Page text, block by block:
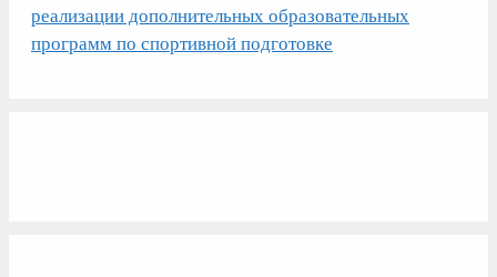
реализации дополнительных образовательных
программ по спортивной подготовке